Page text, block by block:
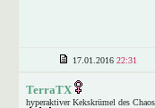
17.01.2016 22:31
TerraTX
hyperaktiver Kekskrümel des Chaos